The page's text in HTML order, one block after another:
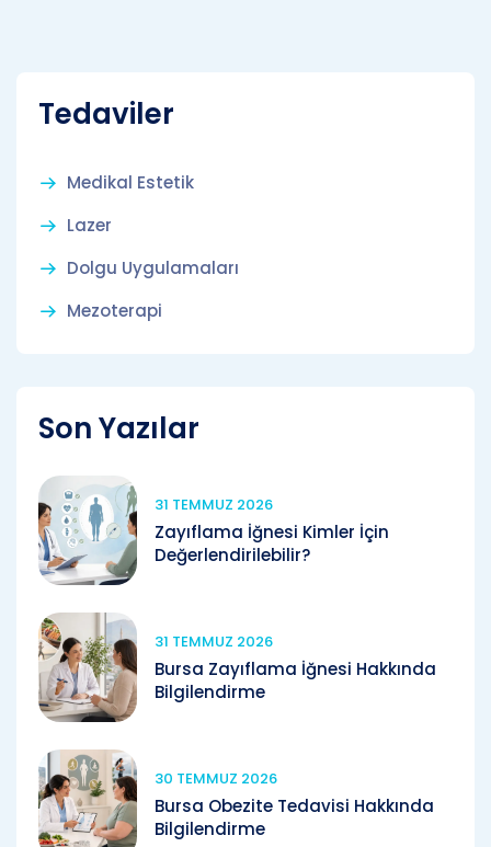
Tedaviler
Medikal Estetik
Lazer
Dolgu Uygulamaları
Mezoterapi
Son Yazılar
31 TEMMUZ 2026
Zayıflama İğnesi Kimler İçin
Değerlendirilebilir?
31 TEMMUZ 2026
Bursa Zayıflama İğnesi Hakkında
Bilgilendirme
30 TEMMUZ 2026
Bursa Obezite Tedavisi Hakkında
Bilgilendirme